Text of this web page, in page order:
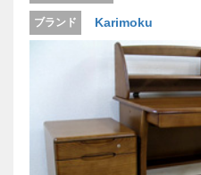
ブランド Karimoku